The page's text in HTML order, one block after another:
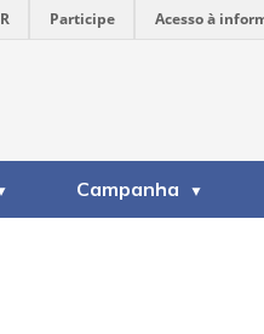
Participe Acesso à
Campanha